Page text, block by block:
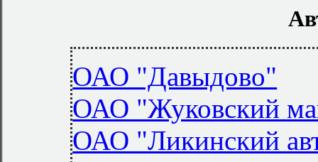
ОАО "Давыдово"
ОАО "Жуковский
ОАО "Ликинский